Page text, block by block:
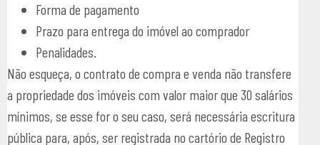
Forma de pagamento
Prazo para entrega do imóvel ao comprador
Penalidades.
Não esqueça, o contrato de compra e venda não transfere
a propriedade dos imóveis com valor maior que 30 salários
mínimos, se esse for o seu caso, será necessária escritura
pública para, após, ser registrada no cartório de Registro